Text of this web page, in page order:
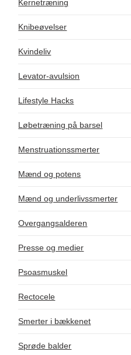
Kernetræning
Knibeøvelser
Kvindeliv
Levator-avulsion
Lifestyle Hacks
Løbetræning på barsel
Menstruationssmerter
Mænd og potens
Mænd og underlivssmerter
Overgangsalderen
Presse og medier
Psoasmuskel
Rectocele
Smerter i bækkenet
Sprøde balder